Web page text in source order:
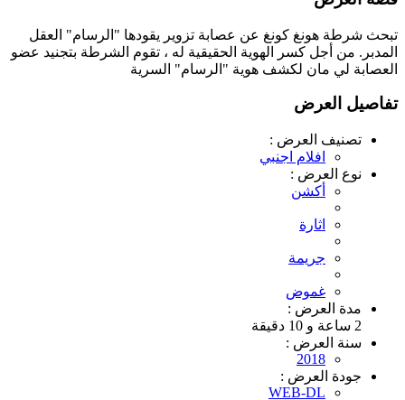
تبحث شرطة هونغ كونغ عن عصابة تزوير يقودها "الرسام" العقل
المدبر. من أجل كسر الهوية الحقيقية له ، تقوم الشرطة بتجنيد عضو
العصابة لي مان لكشف هوية "الرسام" السرية
تفاصيل العرض
تصنيف العرض :
افلام اجنبي
نوع العرض :
أكشن
اثارة
جريمة
غموض
مدة العرض :
2 ساعة و 10 دقيقة
سنة العرض :
2018
جودة العرض :
WEB-DL